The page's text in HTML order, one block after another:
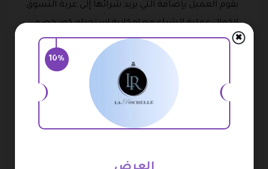
يقوم العميل بإضافة التي يريد شرائها إلى عربة التسوق
لإكمال عملية الشراء مع إمكانية استخدام كود خصم
لاروشيل.
ثانياً إضافة البيانات المطلوبة في نموذج الشراء بشكل
صحيح ويجب مراجعة بيانات عنوان التوصيل والتأكد منه
لضمان وصول الطلب في الوقت المحدد.
ثم يجب كتابة رقم التواصل والبريد الإلكتروني الذي يتم
10%
✖